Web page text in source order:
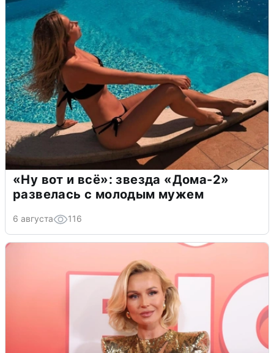
«Ну вот и всё»: звезда «Дома-2»
развелась с молодым мужем
6 августа 116